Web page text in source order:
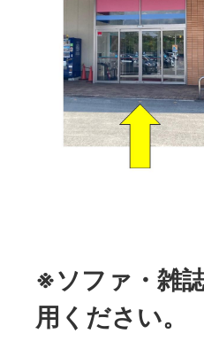
※ソファ・雑
用ください。